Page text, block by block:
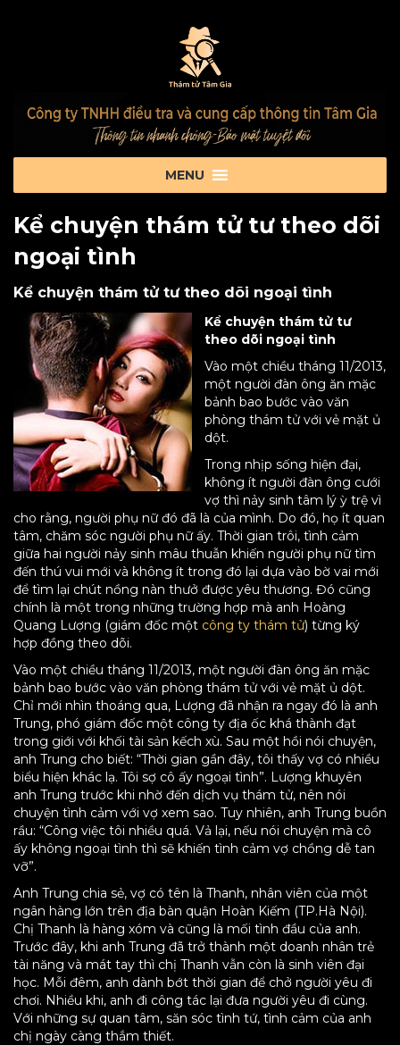
Kể chuyện thám tử tư theo dõi
ngoại tình
Kể chuyện thám tử tư theo dõi ngoại tình
Kể chuyện thám tử tư
theo dõi ngoại tình
Vào một chiều tháng 11/2013,
một người đàn ông ăn mặc
bảnh bao bước vào văn
phòng thám tử với vẻ mặt ủ
dột.
Trong nhịp sống hiện đại,
không ít người đàn ông cưới
vợ thì nảy sinh tâm lý ỳ trệ vì
cho rằng, người phụ nữ đó đã là của mình. Do đó, họ ít quan
tâm, chăm sóc người phụ nữ ấy. Thời gian trôi, tình cảm
giữa hai người nảy sinh mâu thuẫn khiến người phụ nữ tìm
đến thú vui mới và không ít trong đó lại dựa vào bờ vai mới
để tìm lại chút nồng nàn thưở được yêu thương. Đó cũng
chính là một trong những trường hợp mà anh Hoàng
Quang Lượng (giám đốc một công ty thám tử) từng ký
hợp đồng theo dõi.
Vào một chiều tháng 11/2013, một người đàn ông ăn mặc
bảnh bao bước vào văn phòng thám tử với vẻ mặt ủ dột.
Chỉ mới nhìn thoáng qua, Lượng đã nhận ra ngay đó là anh
Trung, phó giám đốc một công ty địa ốc khá thành đạt
trong giới với khối tài sản kếch xù. Sau một hồi nói chuyện,
anh Trung cho biết: “Thời gian gần đây, tôi thấy vợ có nhiều
biểu hiện khác lạ. Tôi sợ cô ấy ngoại tình”. Lượng khuyên
anh Trung trước khi nhờ đến dịch vụ thám tử, nên nói
chuyện tình cảm với vợ xem sao. Tuy nhiên, anh Trung buồn
rầu: “Công việc tôi nhiều quá. Vả lại, nếu nói chuyện mà cô
ấy không ngoại tình thì sẽ khiến tình cảm vợ chồng dễ tan
vỡ”.
Anh Trung chia sẻ, vợ có tên là Thanh, nhân viên của một
ngân hàng lớn trên địa bàn quận Hoàn Kiếm (TP.Hà Nội).
Chị Thanh là hàng xóm và cũng là mối tình đầu của anh.
Trước đây, khi anh Trung đã trở thành một doanh nhân trẻ
tài năng và mát tay thì chị Thanh vẫn còn là sinh viên đại
học. Mỗi đêm, anh dành bớt thời gian để chở người yêu đi
chơi. Nhiều khi, anh đi công tác lại đưa người yêu đi cùng.
Với những sự quan tâm, săn sóc tình tứ, tình cảm của anh
chị ngày càng thắm thiết.